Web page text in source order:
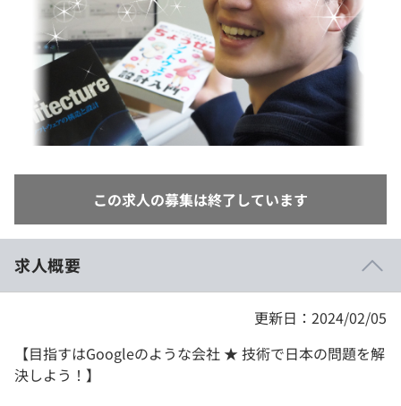
就活成功ガイド
プラン
個人向けプラン
法人向けプラン
学校向けプラン
この求人の募集は終了しています
求人概要
更新日：2024/02/05
【目指すはGoogleのような会社 ★ 技術で日本の問題を解
決しよう！】